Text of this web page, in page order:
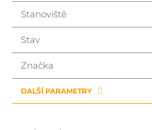
Stanoviště
Stav
Značka
DALŠÍ PARAMETRY